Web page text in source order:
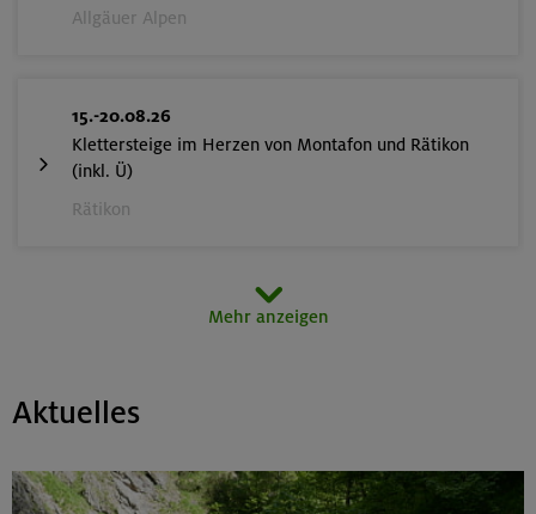
Allgäuer Alpen
15.-20.08.26
Klettersteige im Herzen von Montafon und Rätikon
(inkl. Ü)
Rätikon
Chiemgauer Alpen
17.-21.08.26
Mehr anzeigen
Aktuelles